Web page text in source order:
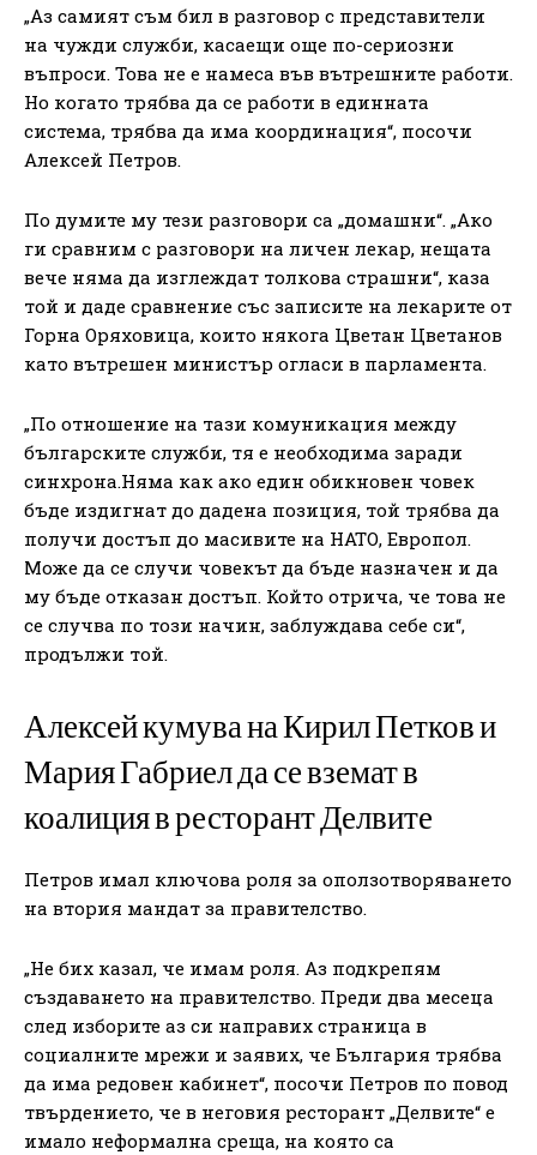
„Аз самият съм бил в разговор с представители
на чужди служби, касаещи още по-сериозни
въпроси. Това не е намеса във вътрешните работи.
Но когато трябва да се работи в единната
система, трябва да има координация“, посочи
Алексей Петров.
По думите му тези разговори са „домашни“. „Ако
ги сравним с разговори на личен лекар, нещата
вече няма да изглеждат толкова страшни“, каза
той и даде сравнение със записите на лекарите от
Горна Оряховица, които някога Цветан Цветанов
като вътрешен министър огласи в парламента.
„По отношение на тази комуникация между
българските служби, тя е необходима заради
синхрона.Няма как ако един обикновен човек
бъде издигнат до дадена позиция, той трябва да
получи достъп до масивите на НАТО, Европол.
Може да се случи човекът да бъде назначен и да
му бъде отказан достъп. Който отрича, че това не
се случва по този начин, заблуждава себе си“,
продължи той.
Алексей кумува на Кирил Петков и
Мария Габриел да се вземат в
коалиция в ресторант Делвите
Петров имал ключова роля за оползотворяването
на втория мандат за правителство.
„Не бих казал, че имам роля. Аз подкрепям
създаването на правителство. Преди два месеца
след изборите аз си направих страница в
социалните мрежи и заявих, че България трябва
да има редовен кабинет“, посочи Петров по повод
твърдението, че в неговия ресторант „Делвите“ е
имало неформална среща, на която са